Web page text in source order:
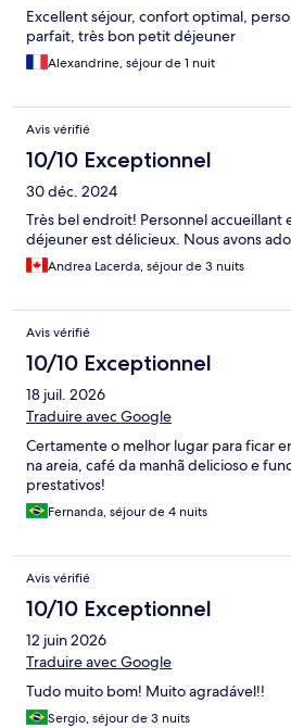
Excellent séjour, confort optimal,
parfait, très bon petit déjeuner
Alexandrine, séjour de 1 nuit
Avis vérifié
10/10 Exceptionnel
30 déc. 2024
Très bel endroit! Personnel
déjeuner est délicieux. Nous avons
Andrea Lacerda, séjour de 3 nuits
Avis vérifié
10/10 Exceptionnel
18 juil. 2026
Traduire avec Google
Certamente o melhor lugar para ficar
na areia, café da manhã delicioso e
prestativos!
Fernanda, séjour de 4 nuits
Avis vérifié
10/10 Exceptionnel
12 juin 2026
Traduire avec Google
Tudo muito bom! Muito agradável!!
Sergio, séjour de 3 nuits